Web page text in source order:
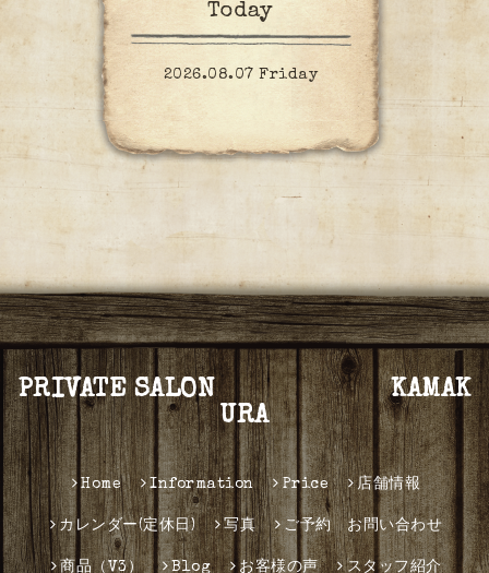
Today
2026.08.07 Friday
PRIVATE SALON KAMAK
URA
Home Information Price 店舗情報
カレンダー(定休日) 写真 ご予約 お問い合わせ
商品（V3） Blog お客様の声 スタッフ紹介